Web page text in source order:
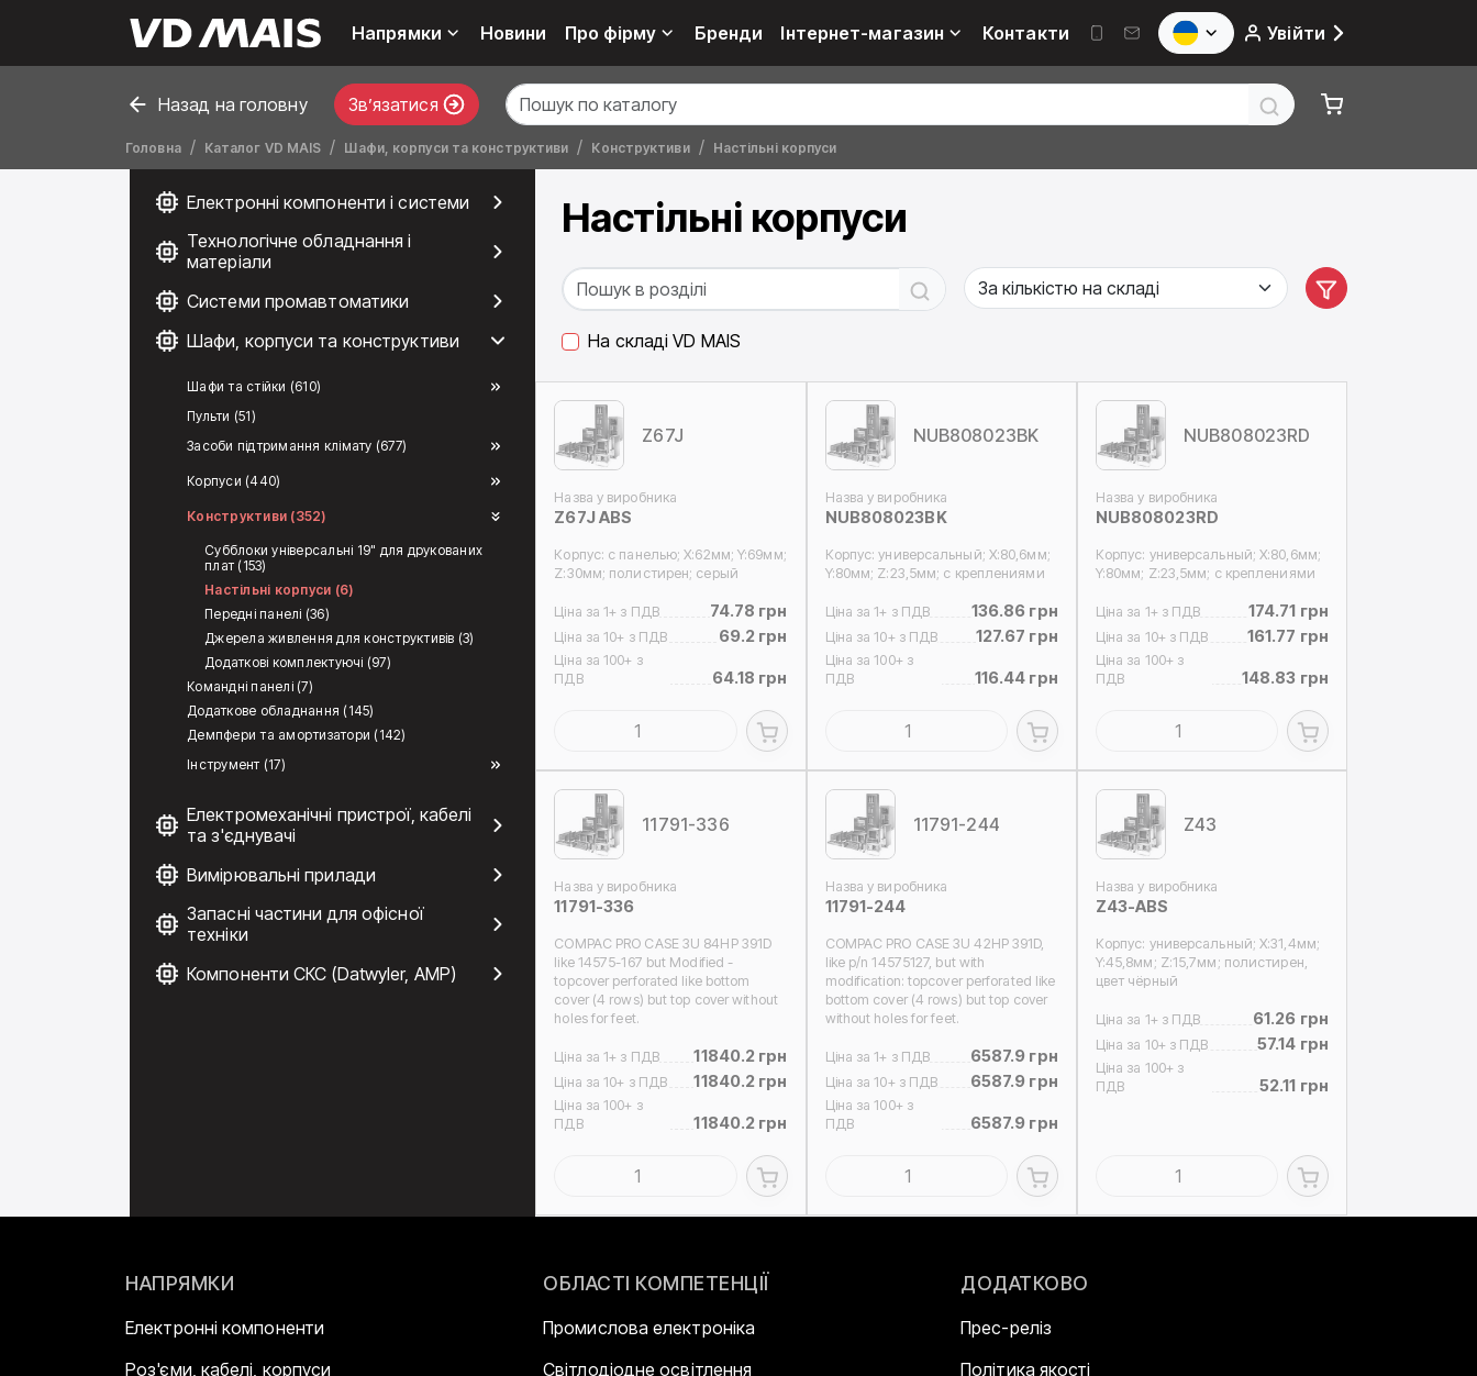
Напрямки Новини Про фірму Бренди Інтернет-магазин Контакти Увійти
Назад на головну Звʼязатися
Головна Каталог VD MAIS Шафи, корпуси та конструктиви Конструктиви Настільні корпуси
Електронні компоненти і системи
Технологічне обладнання і
матеріали
Системи промавтоматики
Шафи, корпуси та конструктиви
Шафи та стійки (610)
Пульти (51)
Засоби підтримання клімату (677)
Корпуси (440)
Конструктиви (352)
Субблоки універсальні 19" для друкованих
плат (153)
Настільні корпуси (6)
Передні панелі (36)
Джерела живлення для конструктивів (3)
Додаткові комплектуючі (97)
Командні панелі (7)
Додаткове обладнання (145)
Демпфери та амортизатори (142)
Інструмент (17)
Електромеханічні пристрої, кабелі
та з'єднувачі
Вимірювальні прилади
Запасні частини для офісної
техніки
Компоненти СКС (Datwyler, AMP)
Настільні корпуси
На складі VD MAIS
Z67J
Назва у виробника
Z67J ABS
Корпус: с панелью; Х:62мм; Y:69мм;
Z:30мм; полистирен; серый
Ціна за 1+ з ПДВ 74.78 грн
Ціна за 10+ з ПДВ 69.2 грн
Ціна за 100+ з
ПДВ
64.18 грн
NUB808023BK
Назва у виробника
NUB808023BK
Корпус: универсальный; Х:80,6мм;
Y:80мм; Z:23,5мм; с креплениями
Ціна за 1+ з ПДВ 136.86 грн
Ціна за 10+ з ПДВ 127.67 грн
Ціна за 100+ з
ПДВ
116.44 грн
NUB808023RD
Назва у виробника
NUB808023RD
Корпус: универсальный; Х:80,6мм;
Y:80мм; Z:23,5мм; с креплениями
Ціна за 1+ з ПДВ 174.71 грн
Ціна за 10+ з ПДВ 161.77 грн
Ціна за 100+ з
ПДВ
148.83 грн
11791-336
Назва у виробника
11791-336
COMPAC PRO CASE 3U 84HP 391D
like 14575-167 but Modified -
topcover perforated like bottom
cover (4 rows) but top cover without
holes for feet.
Ціна за 1+ з ПДВ 11840.2 грн
Ціна за 10+ з ПДВ 11840.2 грн
Ціна за 100+ з
ПДВ
11840.2 грн
11791-244
Назва у виробника
11791-244
COMPAC PRO CASE 3U 42HP 391D,
like p/n 14575127, but with
modification: topcover perforated like
bottom cover (4 rows) but top cover
without holes for feet.
Ціна за 1+ з ПДВ 6587.9 грн
Ціна за 10+ з ПДВ 6587.9 грн
Ціна за 100+ з
ПДВ
6587.9 грн
Z43
Назва у виробника
Z43-ABS
Корпус: универсальный; Х:31,4мм;
Y:45,8мм; Z:15,7мм; полистирен,
цвет чёрный
Ціна за 1+ з ПДВ 61.26 грн
Ціна за 10+ з ПДВ 57.14 грн
Ціна за 100+ з
ПДВ
52.11 грн
НАПРЯМКИ
Електронні компоненти
Роз'єми, кабелі, корпуси
ОБЛАСТІ КОМПЕТЕНЦІЇ
Промислова електроніка
Світлодіодне освітлення
ДОДАТКОВО
Прес-реліз
Політика якості